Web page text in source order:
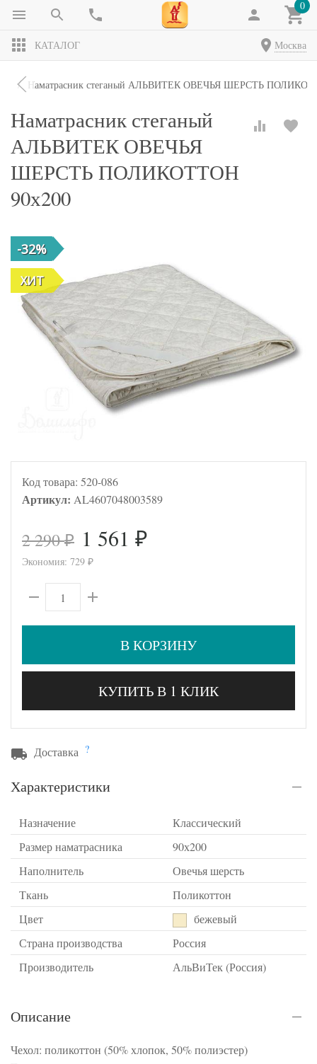
0
КАТАЛОГ Москва
Наматрасник стеганый АЛЬВИТЕК ОВЕЧЬЯ ШЕРСТЬ
Наматрасник стеганый
АЛЬВИТЕК ОВЕЧЬЯ
ШЕРСТЬ ПОЛИКОТТОН
90х200
-32%
ХИТ
Код товара: 520-086
Артикул: AL4607048003589
2 290₽ 1 561 ₽
Экономия: 729 ₽
В КОРЗИНУ
КУПИТЬ В 1 КЛИК
Доставка ?
Характеристики
Назначение
Классический
Размер наматрасника
90х200
Наполнитель
Овечья шерсть
Ткань
Поликоттон
Цвет
бежевый
Страна производства
Россия
Производитель
АльВиТек (Россия)
Описание
Чехол: поликоттон (50% хлопок, 50% полиэстер)